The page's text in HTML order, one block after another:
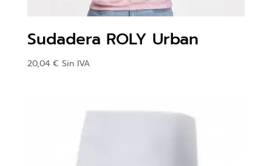
Sudadera ROLY Urban
20,04 € Sin IVA